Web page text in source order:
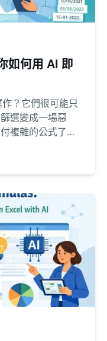
如何用 AI 即
？它們很可能只
選變成一場惡
複雜的公式了。